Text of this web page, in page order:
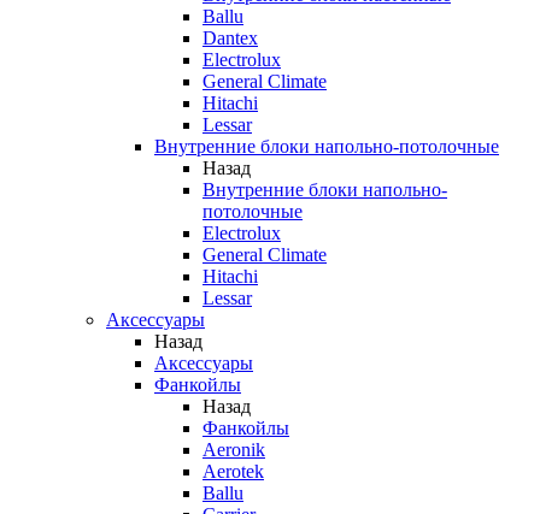
Ballu
Dantex
Electrolux
General Climate
Hitachi
Lessar
Внутренние блоки напольно-потолочные
Назад
Внутренние блоки напольно-
потолочные
Electrolux
General Climate
Hitachi
Lessar
Аксессуары
Назад
Аксессуары
Фанкойлы
Назад
Фанкойлы
Aeronik
Aerotek
Ballu